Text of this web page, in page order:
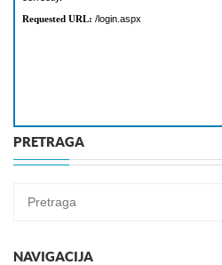
PRETRAGA
NAVIGACIJA